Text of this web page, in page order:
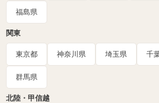
福島県
関東
東京都 神奈川県 埼玉県 千
群馬県
北陸・甲信越